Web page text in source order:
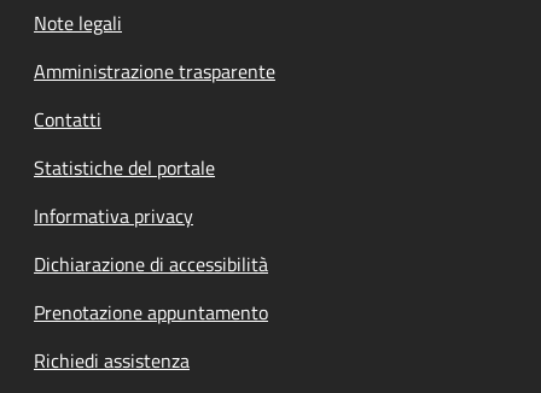
Note legali
Amministrazione trasparente
Contatti
Statistiche del portale
Informativa privacy
Dichiarazione di accessibilità
Prenotazione appuntamento
Richiedi assistenza